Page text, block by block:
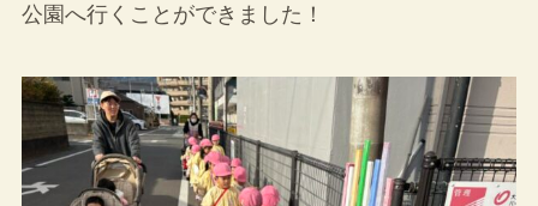
公園へ行くことができました！